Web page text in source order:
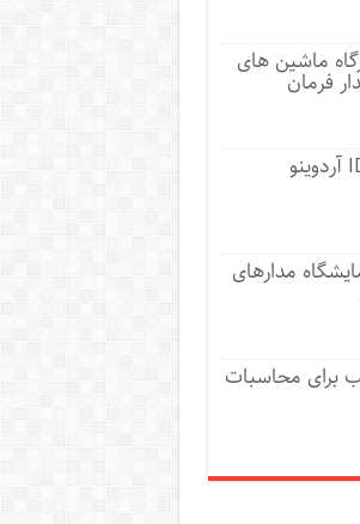
ماشین های
فرمان
مدارهای
برای محاسبات